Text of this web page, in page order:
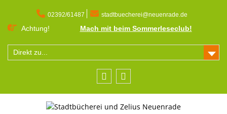
content
02392/61487 stadtbuecherei@neuenrade.de
Achtung! Mach mit beim Sommerleseclub!
Direkt zu...